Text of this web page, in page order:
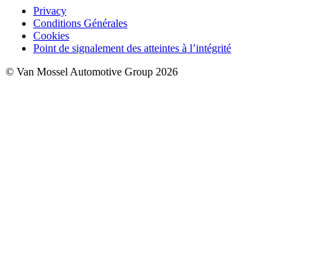
Privacy
Conditions Générales
Cookies
Point de signalement des atteintes à l’intégrité
© Van Mossel Automotive Group 2026